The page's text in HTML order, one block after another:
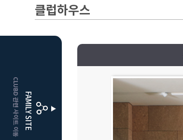
FAMILY SITE
CLUBD 관련 사이트 이동 클럽디
클럽하우스